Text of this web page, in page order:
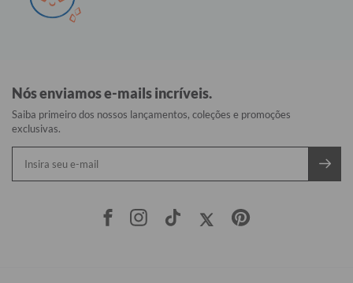
Nós enviamos e-mails incríveis.
Saiba primeiro dos nossos lançamentos, coleções e promoções
exclusivas.